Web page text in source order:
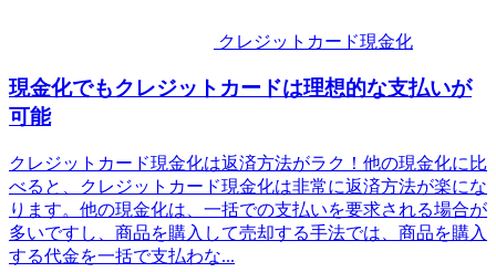
クレジットカード現金化
現金化でもクレジットカードは理想的な支払いが
可能
クレジットカード現金化は返済方法がラク！他の現金化に比
べると、クレジットカード現金化は非常に返済方法が楽にな
ります。他の現金化は、一括での支払いを要求される場合が
多いですし、商品を購入して売却する手法では、商品を購入
する代金を一括で支払わな...